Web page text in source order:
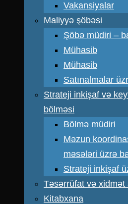
Vakansiyalar
Maliyyə şöbəsi
Şöbə müdiri –
Mühasib
Mühasib
Satınalmalar
Strateji inkişaf və
bölməsi
Bölmə müdiri
Məzun
məsələri üzrə
Strateji inkişaf
Təsərrüfat və xidmət
Kitabxana